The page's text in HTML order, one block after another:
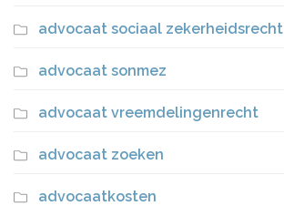
advocaat sociaal zekerheidsrecht
advocaat sonmez
advocaat vreemdelingenrecht
advocaat zoeken
advocaatkosten